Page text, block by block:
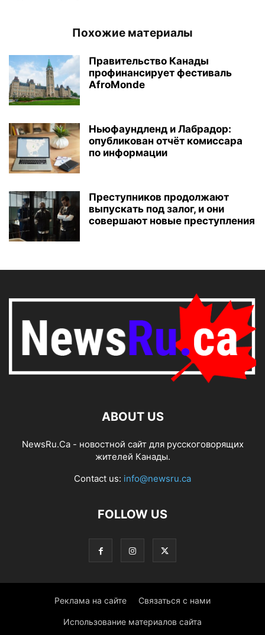
Похожие материалы
Правительство Канады
профинансирует фестиваль
AfroMonde
Ньюфаундленд и Лабрадор:
опубликован отчёт комиссара
по информации
Преступников продолжают
выпускать под залог, и они
совершают новые преступления
ABOUT US
NewsRu.Ca - новостной сайт для русскоговорящих
жителей Канады.
Contact us: info@newsru.ca
FOLLOW US
Реклама на сайте Связаться с нами
Использование материалов сайта